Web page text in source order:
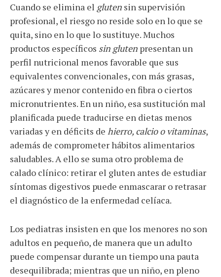
Cuando se elimina el gluten sin supervisión
profesional, el riesgo no reside solo en lo que se
quita, sino en lo que lo sustituye. Muchos
productos específicos sin gluten presentan un
perfil nutricional menos favorable que sus
equivalentes convencionales, con más grasas,
azúcares y menor contenido en fibra o ciertos
micronutrientes. En un niño, esa sustitución mal
planificada puede traducirse en dietas menos
variadas y en déficits de hierro, calcio o vitaminas,
además de comprometer hábitos alimentarios
saludables. A ello se suma otro problema de
calado clínico: retirar el gluten antes de estudiar
síntomas digestivos puede enmascarar o retrasar
el diagnóstico de la enfermedad celíaca.
Los pediatras insisten en que los menores no son
adultos en pequeño, de manera que un adulto
puede compensar durante un tiempo una pauta
desequilibrada; mientras que un niño, en pleno